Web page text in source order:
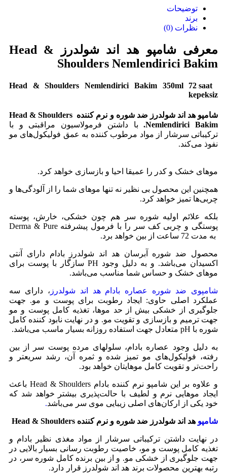
توضیحات
برند
نظرات (0)
معرفی شامپو هد اند شولدرز Head &
Shoulders Nemlendirici Bakim
Head & Shoulders Nemlendirici Bakim 350ml 72 saat
kepeksiz
شامپو هد اند شولدرز ضد شوره و نرم کننده Head & Shoulders
Nemlendirici Bakim
.با داشتن فرمولاسیون مراقبتی و با
ترکیباتی سرشار از مواد مرطوب کننده به عمق فولیکول‌های مو
نفوذ می‌کند.
موهای خشک و کدر را عمیقا احیا و بازسازی خواهد کرد.
همچنین این محصول بی نظیر نه تنها موهای شما را از آلودگی‌ها و
چربی‌ها تمیز خواهد کرد.
بلکه علائم اولیه شوره سر هم چون خشکی، خارش، پوسته
پوستگی و چربی کف سر را با فرمول پیشرفته Derma & Pure
به مدت 72 ساعت از بین خواهد برد.
محصول ضد شوره آبرسان هد اند شولدرز بادام دارای آنتی
اکسیدان می‌باشد. و به دلیل وجود PH سازگار با پوست برای
موهای خشک و حساس شما مناسب می‌باشد.
شامپوی ضد شوره عصاره بادام هد اند شولدرز ، دارای سه
عملکرد اصلی حاوی: ایجاد رطوبت برای پوست و مو. جهت
جلوگیری از خشکی بیش از حد موها، تغذیه کامل پوست و مو
جهت ترمیم و بازسازی و تقویت مو. و در نهایت نابود کننده کامل
شوره با pH متعادل جهت استفاده روزانه بسیار ماسب می‌باشد.
به دلیل وجود عصاره بادام، سلولهای مرده پوست سر از بین
رفته، فولیکول‌های مو تمیز شده و ثمره آن، رشد سریعتر و
راحت‌تر و تقویت کامل موهایتان خواهد بود.
و علاوه بر این شامپو نرم کننده بادام Head & Shoulders باعث
ایجاد موهایی نرم و لطیف با حالت‌پذیری بیشتر خواهد شد که
خود یکی از ارکان‌های اصلی زیبایی موی سر می‌باشد.
شامپو هد اند شولدرز ضد شوره و نرم کننده Head & Shoulders
در نهایت داشتن ترکیباتی سرشار از مواد مغذی نظیر بادام و
تغذیه کامل پوست و مو، خاصیت رطوبت رسانی بسیار بالایی در
جهت جلوگیری از خشکی مو. و از بین برنده کامل شوره سر، در
رتبه بهترین محصولات برند هد اند شولدرز قرار دارد.